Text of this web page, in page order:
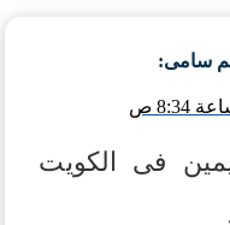
سامى:
فى الكويت